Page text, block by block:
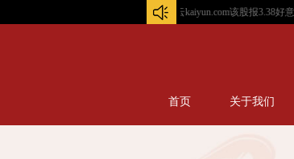
开云kaiyun.com该股报3.38好意思元/股-
首页 关于我们